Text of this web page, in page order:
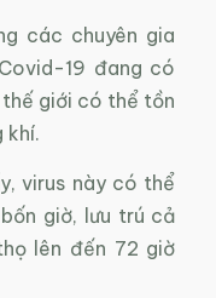
các chuyên gia
19 đang có
giới có thể tồn
khí.
virus này có thể
giờ, lưu trú cả
lên đến 72 giờ